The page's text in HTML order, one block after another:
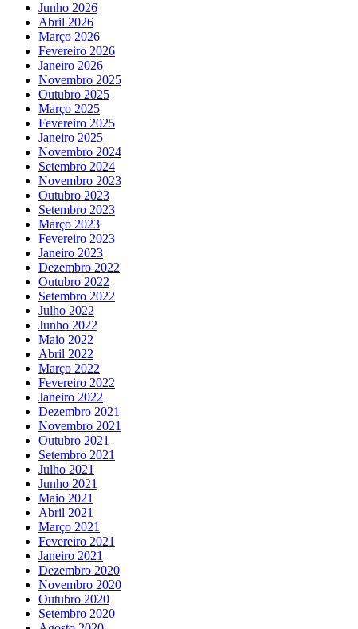
Junho 2026
Abril 2026
Março 2026
Fevereiro 2026
Janeiro 2026
Novembro 2025
Outubro 2025
Março 2025
Fevereiro 2025
Janeiro 2025
Novembro 2024
Setembro 2024
Novembro 2023
Outubro 2023
Setembro 2023
Março 2023
Fevereiro 2023
Janeiro 2023
Dezembro 2022
Outubro 2022
Setembro 2022
Julho 2022
Junho 2022
Maio 2022
Abril 2022
Março 2022
Fevereiro 2022
Janeiro 2022
Dezembro 2021
Novembro 2021
Outubro 2021
Setembro 2021
Julho 2021
Junho 2021
Maio 2021
Abril 2021
Março 2021
Fevereiro 2021
Janeiro 2021
Dezembro 2020
Novembro 2020
Outubro 2020
Setembro 2020